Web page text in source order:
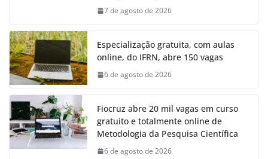
7 de agosto de 2026
Especialização gratuita, com aulas
online, do IFRN, abre 150 vagas
6 de agosto de 2026
Fiocruz abre 20 mil vagas em curso
gratuito e totalmente online de
Metodologia da Pesquisa Científica
6 de agosto de 2026